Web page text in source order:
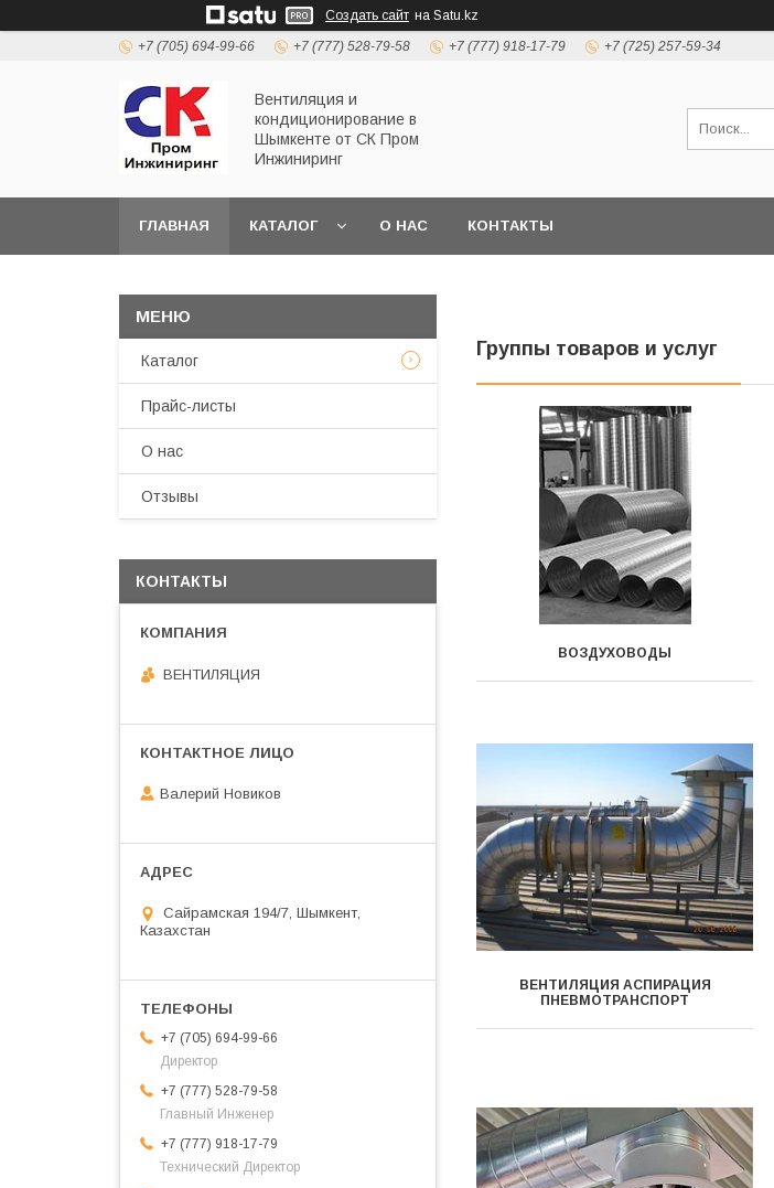
Создать сайт на Satu.kz
+7 (705) 694-99-66 +7 (777) 528-79-58 +7 (777) 918-17-79 +7 (725) 257-59-34
Вентиляция и
кондиционирование в
Шымкенте от СК Пром
Инжиниринг
ГЛАВНАЯ КАТАЛОГ О НАС КОНТАКТЫ
Группы товаров и услуг
ВОЗДУХОВОДЫ
ВЕНТИЛЯЦИЯ АСПИРАЦИЯ
ПНЕВМОТРАНСПОРТ
Каталог
Прайс-листы
О нас
Отзывы
КОНТАКТЫ
ВЕНТИЛЯЦИЯ
Валерий Новиков
Сайрамская 194/7, Шымкент,
Казахстан
+7 (705) 694-99-66
Директор
+7 (777) 528-79-58
Главный Инженер
+7 (777) 918-17-79
Технический Директор